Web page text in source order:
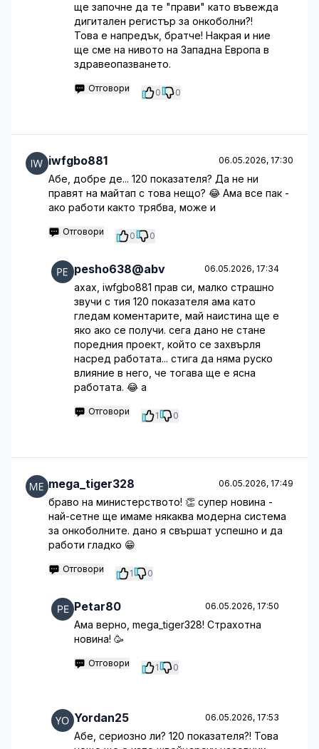
ще започне да те "прави" като въвежда
дигитален регистър за онкоболни?!
Това е напредък, братче! Накрая и ние
ще сме на нивото на Западна Европа в
здравеопазването.
Отговори 0 0
iwfgbo881 06.05.2026, 17:30
Абе, добре де... 120 показателя? Да не ни
правят на майтап с това нещо? 😂 Ама все пак -
ако работи както трябва, може и
Отговори 0 0
pesho638@abv 06.05.2026, 17:34
ахах, iwfgbo881 прав си, малко страшно
звучи с тия 120 показателя ама като
гледам коментарите, май наистина ще е
яко ако се получи. сега дано не стане
поредния проект, който се захвърля
насред работата... стига да няма руско
влияние в него, че тогава ще е ясна
работата. 😂 а
Отговори 1 0
mega_tiger328 06.05.2026, 17:49
браво на министерството! 👏 супер новина -
най-сетне ще имаме някаква модерна система
за онкоболните. дано я свършат успешно и да
работи гладко 😁
Отговори 1 0
Petar80 06.05.2026, 17:50
Ама верно, mega_tiger328! Страхотна
новина! 🥳
Отговори 1 0
Yordan25 06.05.2026, 17:53
Абе, сериозно ли? 120 показателя?! Това